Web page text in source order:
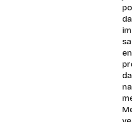
da
en
na